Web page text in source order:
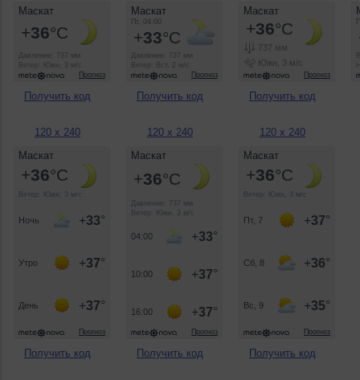
Получить код Получить код Получить код
120 x 240
Получить код
120 x 240
Получить код
120 x 240
Получить код